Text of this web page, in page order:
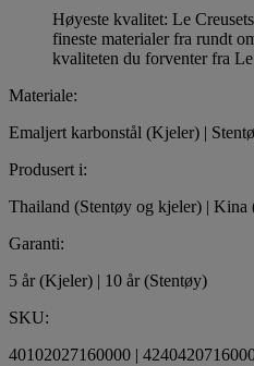
Høyeste kvalitet: Le
fineste materialer fra rundt
kvaliteten du forventer fra Le
Materiale:
Emaljert karbonstål (Kjeler) |
Produsert i:
Thailand (Stentøy og kjeler) | Kina
Garanti:
5 år (Kjeler) | 10 år (Stentøy)
SKU:
40102027160000 |